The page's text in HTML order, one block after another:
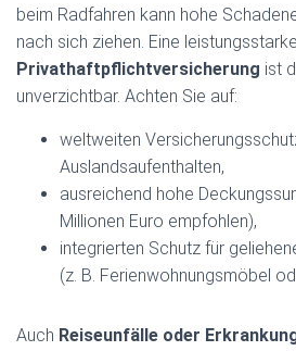
beim Radfahren kann hohe
nach sich ziehen. Eine leistungsstarke
Privathaftpflichtversicherung ist
unverzichtbar. Achten Sie auf:
weltweiten
Auslandsaufenthalten,
ausreichend hohe
Millionen Euro empfohlen),
integrierten Schutz für
(z. B. Ferienwohnungsmöbel
Auch Reiseunfälle oder